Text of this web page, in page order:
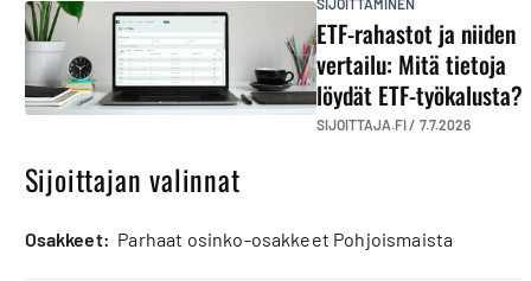
SIJOITTAMINEN
ETF-rahastot ja niiden
vertailu: Mitä tietoja
löydät ETF-työkalusta?
SIJOITTAJA.FI / 7.7.2026
Sijoittajan valinnat
osakkeet: Parhaat osinko-osakkeet Pohjoismaista